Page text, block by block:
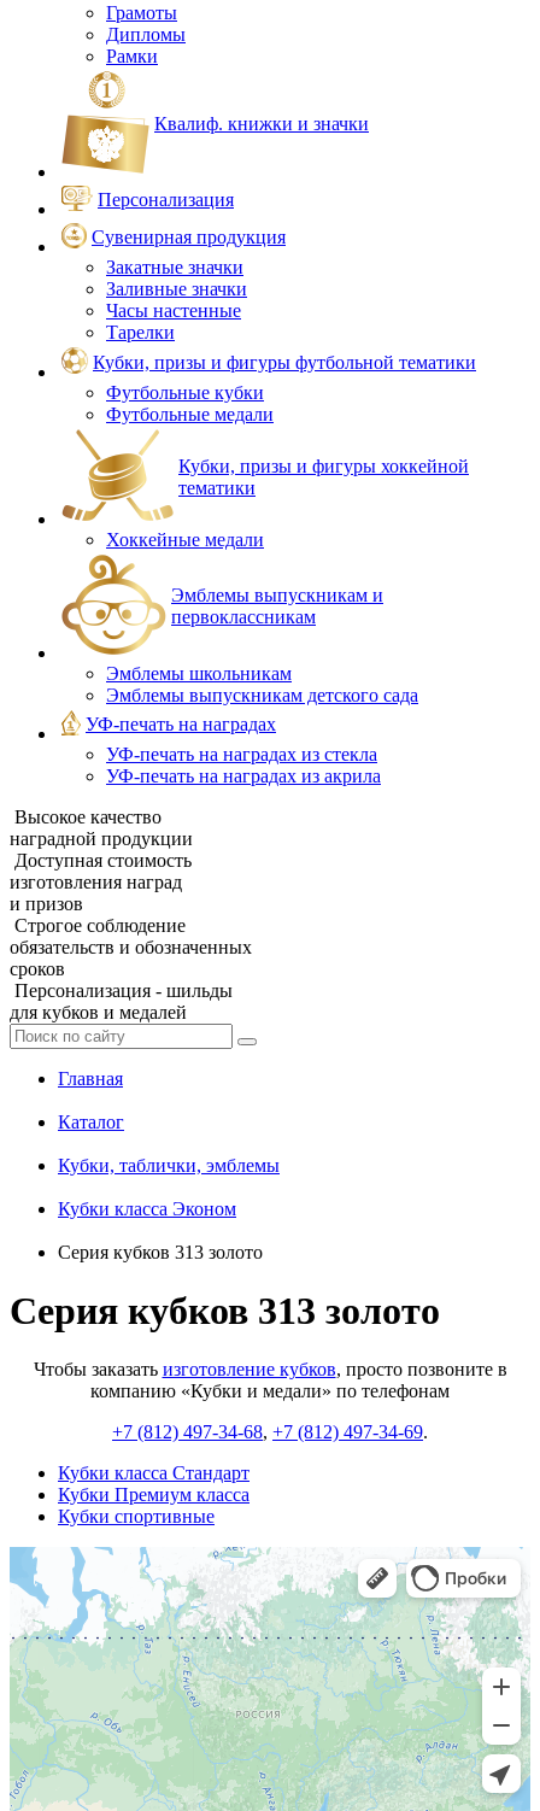
Грамоты
Дипломы
Рамки
Квалиф. книжки и значки
Персонализация
Сувенирная продукция
Закатные значки
Заливные значки
Часы настенные
Тарелки
Кубки, призы и фигуры футбольной тематики
Футбольные кубки
Футбольные медали
Кубки, призы и фигуры хоккейной
тематики
Хоккейные медали
Эмблемы выпускникам и
первоклассникам
Эмблемы школьникам
Эмблемы выпускникам детского сада
УФ-печать на наградах
УФ‑печать на наградах из стекла
УФ-печать на наградах из акрила
Высокое качество
наградной продукции
Доступная стоимость
изготовления наград
и призов
Строгое соблюдение
обязательств и обозначенных
сроков
Персонализация - шильды
для кубков и медалей
Главная
Каталог
Кубки, таблички, эмблемы
Кубки класса Эконом
Серия кубков 313 золото
Серия кубков 313 золото
Чтобы заказать изготовление кубков, просто позвоните в
компанию «Кубки и медали» по телефонам
+7 (812) 497-34-68, +7 (812) 497-34-69.
Кубки класса Стандарт
Кубки Премиум класса
Кубки спортивные